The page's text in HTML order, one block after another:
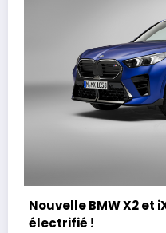
Nouvelle BMW X2 et
électrifié !